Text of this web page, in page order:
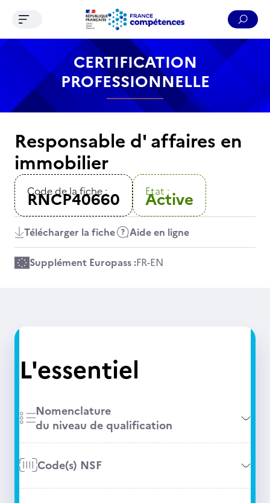
Contenu Recherche Menu Pied de page
Ouvrir le menu de navigation
CERTIFICATION
PROFESSIONNELLE
Responsable d' affaires en
immobilier
Code de la fiche :
RNCP40660 Etat :
Active
Télécharger la fiche Aide en ligne
Supplément Europass :FR-EN
L'essentiel
Nomenclature
du niveau de qualification
Code(s) NSF